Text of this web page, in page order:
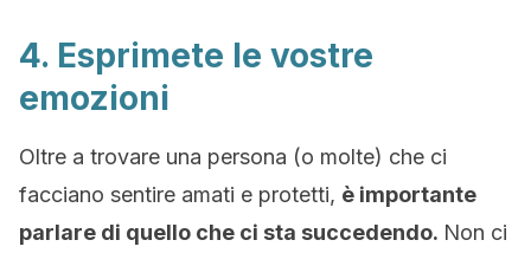
4. Esprimete le vostre
emozioni
Oltre a trovare una persona (o molte) che ci
facciano sentire amati e protetti, è importante
parlare di quello che ci sta succedendo. Non ci